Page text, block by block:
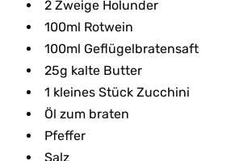
2 Zweige Holunder
100ml Rotwein
100ml Geflügelbratensaft
25g kalte Butter
1 kleines Stück Zucchini
Öl zum braten
Pfeffer
Salz